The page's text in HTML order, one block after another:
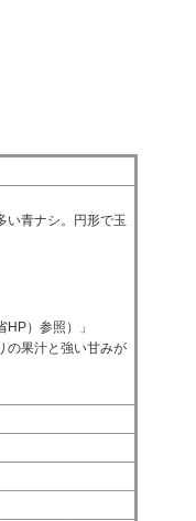
い青ナシ。円形で玉
HP）参照）」
の果汁と強い甘みが